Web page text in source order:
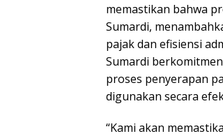
memastikan bahwa
Sumardi,
pajak dan efisiensi
Sumardi
proses penyerapan
digunakan secara
“Kami akan